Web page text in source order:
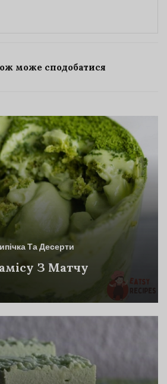
може сподобатися
Та Десерти
З Матчу